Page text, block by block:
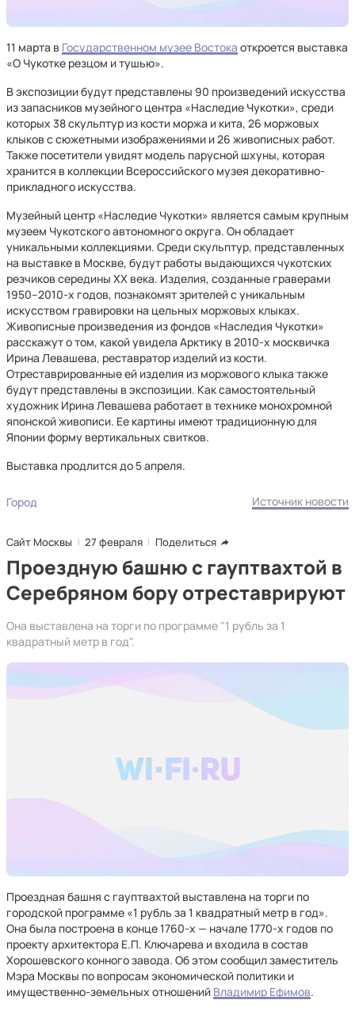
11 марта в Государственном музее Востока откроется выставка
«О Чукотке резцом и тушью».
В экспозиции будут представлены 90 произведений искусства
из запасников музейного центра «Наследие Чукотки», среди
которых 38 скульптур из кости моржа и кита, 26 моржовых
клыков с сюжетными изображениями и 26 живописных работ.
Также посетители увидят модель парусной шхуны, которая
хранится в коллекции Всероссийского музея декоративно-
прикладного искусства.
Музейный центр «Наследие Чукотки» является самым крупным
музеем Чукотского автономного округа. Он обладает
уникальными коллекциями. Среди скульптур, представленных
на выставке в Москве, будут работы выдающихся чукотских
резчиков середины ХХ века. Изделия, созданные граверами
1950–2010-х годов, познакомят зрителей с уникальным
искусством гравировки на цельных моржовых клыках.
Живописные произведения из фондов «Наследия Чукотки»
расскажут о том, какой увидела Арктику в 2010-х москвичка
Ирина Левашева, реставратор изделий из кости.
Отреставрированные ей изделия из моржового клыка также
будут представлены в экспозиции. Как самостоятельный
художник Ирина Левашева работает в технике монохромной
японской живописи. Ее картины имеют традиционную для
Японии форму вертикальных свитков.
Выставка продлится до 5 апреля.
Город Источник новости
Сайт Москвы 27 февраля Поделиться
Проездную башню с гауптвахтой в
Серебряном бору отреставрируют
Она выставлена на торги по программе "1 рубль за 1
квадратный метр в год".
Проездная башня с гауптвахтой выставлена на торги по
городской программе «1 рубль за 1 квадратный метр в год».
Она была построена в конце 1760-х — начале 1770-х годов по
проекту архитектора Е.П. Ключарева и входила в состав
Хорошевского конного завода. Об этом сообщил заместитель
Мэра Москвы по вопросам экономической политики и
имущественно-земельных отношений Владимир Ефимов.